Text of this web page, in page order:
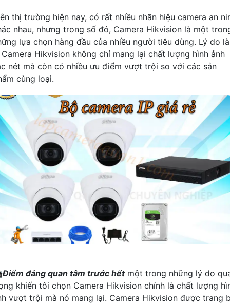
thị trường hiện nay, có rất nhiều nhãn hiệu camera an
nhau, nhưng trong số đó, Camera Hikvision là một
lựa chọn hàng đầu của nhiều người tiêu dùng. Lý do là
Hikvision không chỉ mang lại chất lượng hình ảnh
nét mà còn có nhiều ưu điểm vượt trội so với các sản
cùng loại.
Điểm đáng quan tâm trước hếtmột trong những lý do
khiến tôi chọn Camera Hikvision chính là chất lượng
vượt trội mà nó mang lại. Camera Hikvision được trang